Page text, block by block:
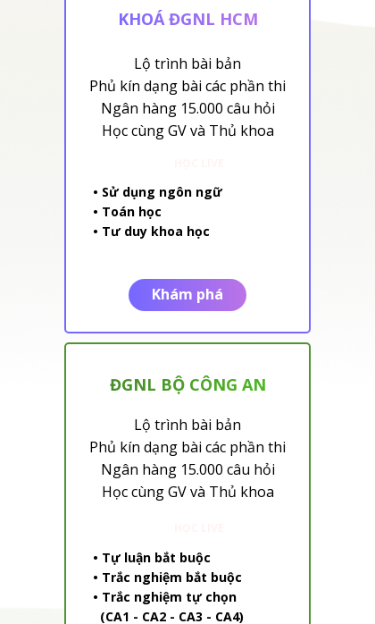
KHOÁ ĐGNL HCM
Lộ trình bài bản
Phủ kín dạng bài các phần thi
Ngân hàng 15.000 câu hỏi
Học cùng GV và Thủ khoa
• Sử dụng ngôn ngữ
• Toán học
• Tư duy khoa học
Khám phá
ĐGNL BỘ CÔNG AN
Lộ trình bài bản
Phủ kín dạng bài các phần thi
Ngân hàng 15.000 câu hỏi
Học cùng GV và Thủ khoa
• Tự luận bắt buộc
• Trắc nghiệm bắt buộc
• Trắc nghiệm tự chọn
(CA1 - CA2 - CA3 - CA4)